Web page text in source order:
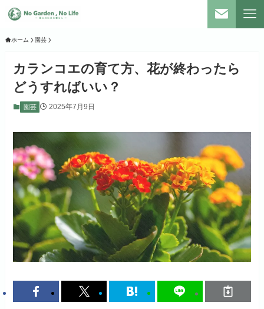
ホーム 園芸
カランコエの育て方、花が終わったら
どうすればいい？
園芸 2025年7月9日